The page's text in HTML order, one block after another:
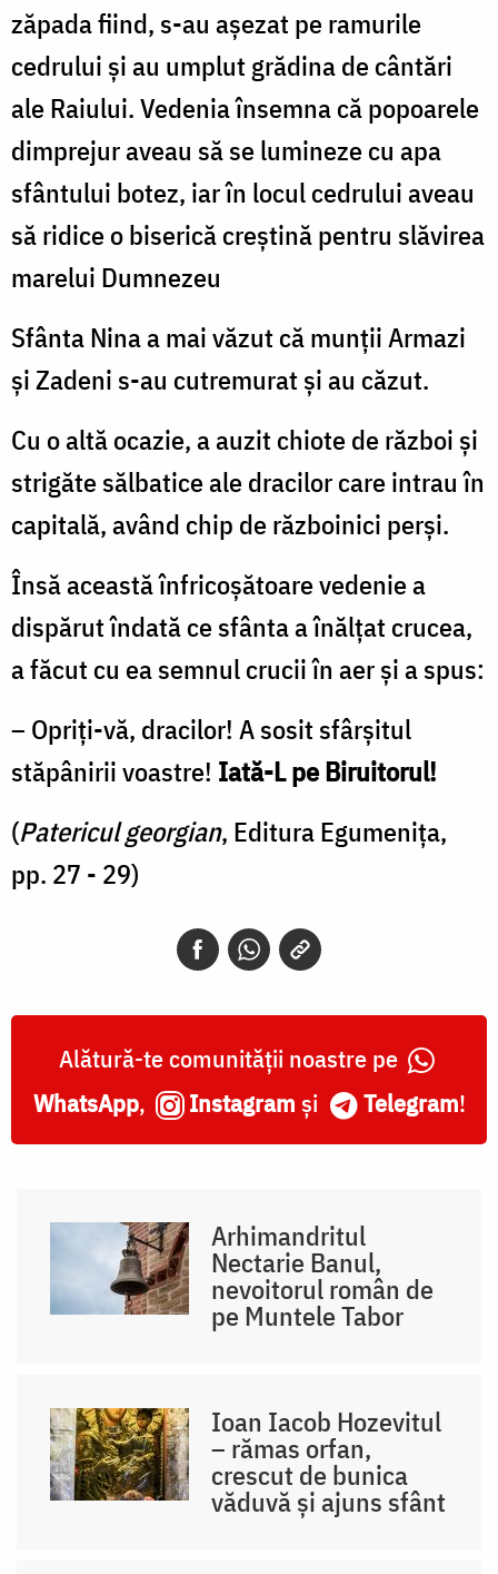
zăpada fiind, s-au aşezat pe ramurile
cedrului şi au umplut grădina de cântări
ale Raiului. Vedenia însemna că popoarele
dimprejur aveau să se lumineze cu apa
sfântului botez, iar în locul cedrului aveau
să ridice o biserică creştină pentru slăvirea
marelui Dumnezeu
Sfânta Nina a mai văzut că munţii Armazi
şi Zadeni s-au cutremurat şi au căzut.
Cu o altă ocazie, a auzit chiote de război şi
strigăte sălbatice ale dracilor care intrau în
capitală, având chip de războinici perşi.
Însă această înfricoşătoare vedenie a
dispărut îndată ce sfânta a înălţat crucea,
a făcut cu ea semnul crucii în aer şi a spus:
– Opriţi-vă, dracilor! A sosit sfârşitul
stăpânirii voastre! Iată-L pe Biruitorul!
(Patericul georgian, Editura Egumenița,
pp. 27 - 29)
Alătură-te comunității noastre pe
WhatsApp, Instagram și Telegram!
Arhimandritul
Nectarie Banul,
nevoitorul român de
pe Muntele Tabor
Ioan Iacob Hozevitul
– rămas orfan,
crescut de bunica
văduvă și ajuns sfânt